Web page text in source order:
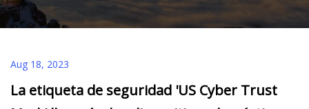
Aug 18, 2023
La etiqueta de seguridad 'US Cyber ​​Trust